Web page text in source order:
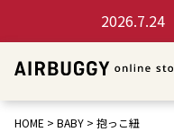
2026.7.24
HOME BABY
抱っこ紐